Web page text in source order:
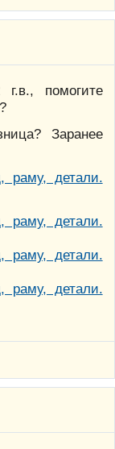
помогите
Заранее